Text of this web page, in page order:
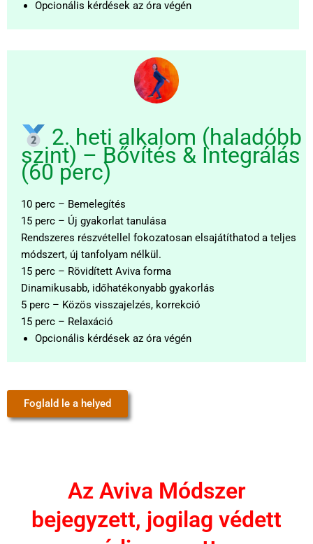
Opcionális kérdések az óra végén
2. heti alkalom (haladóbb
szint) – Bővítés & Integrálás
(60 perc)
10 perc – Bemelegítés
15 perc – Új gyakorlat tanulása
Rendszeres részvétellel fokozatosan elsajátíthatod a teljes
módszert, új tanfolyam nélkül.
15 perc – Rövidített Aviva forma
Dinamikusabb, időhatékonyabb gyakorlás
5 perc – Közös visszajelzés, korrekció
15 perc – Relaxáció
Opcionális kérdések az óra végén
Foglald le a helyed
Az Aviva Módszer
bejegyzett, jogilag védett